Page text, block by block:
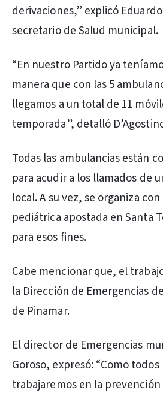
derivaciones,” explicó
secretario de Salud municipal.
“En nuestro Partido ya
manera que con las 5
llegamos a un total de 11
temporada”, detalló
Todas las ambulancias están
para acudir a los llamados de
local. A su vez, se organiza
pediátrica apostada en Santa
para esos fines.
Cabe mencionar que, el
la Dirección de Emergencias
de Pinamar.
El director de Emergencias
Goroso, expresó: “Como
trabajaremos en la